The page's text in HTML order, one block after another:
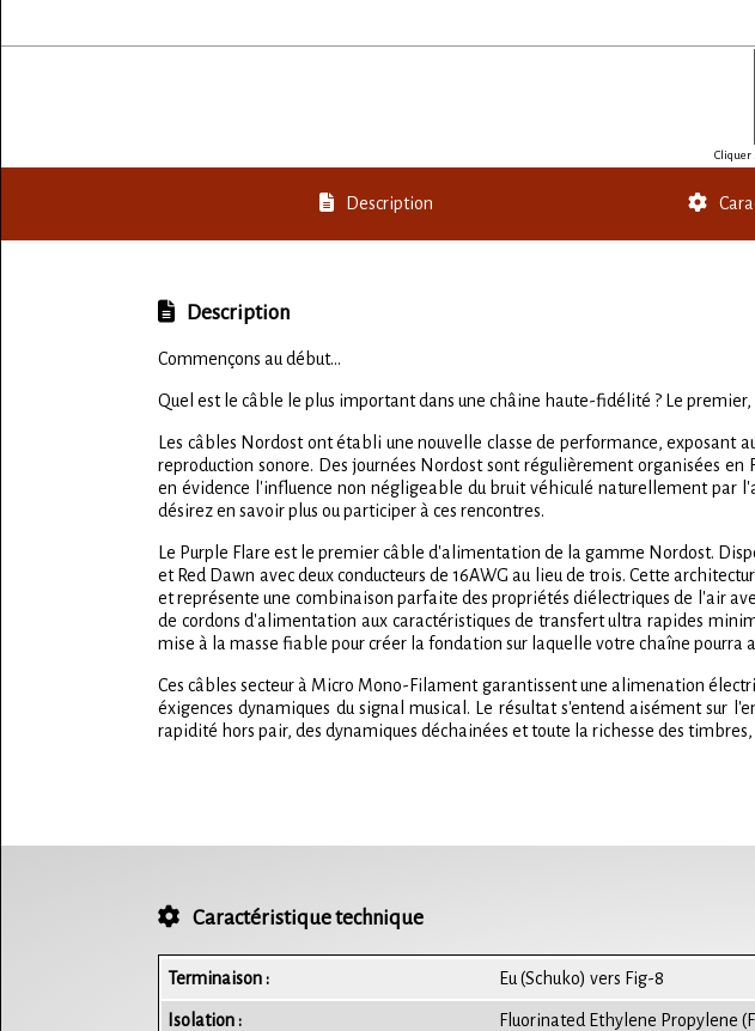
Cliquer
Description
Description
Commençons au début...
Quel est le câble le plus important dans une châine haute-fidélité ? Le premier,
Les câbles Nordost ont établi une nouvelle classe de performance, exposant
reproduction sonore. Des journées Nordost sont régulièrement organisées
en évidence l'influence non négligeable du bruit véhiculé naturellement par
désirez en savoir plus ou participer à ces rencontres.
Le Purple Flare est le premier câble d'alimentation de la gamme Nordost.
et Red Dawn avec deux conducteurs de 16AWG au lieu de trois. Cette
et représente une combinaison parfaite des propriétés diélectriques de l'air
de cordons d'alimentation aux caractéristiques de transfert ultra rapides
mise à la masse fiable pour créer la fondation sur laquelle votre chaîne pourra
Ces câbles secteur à Micro Mono-Filament garantissent une alimenation
éxigences dynamiques du signal musical. Le résultat s'entend aisément sur
rapidité hors pair, des dynamiques déchainées et toute la richesse des
Caractéristique technique
Terminaison : Eu (Schuko) vers Fig-8
Isolation : Fluorinated Ethylene Propylene